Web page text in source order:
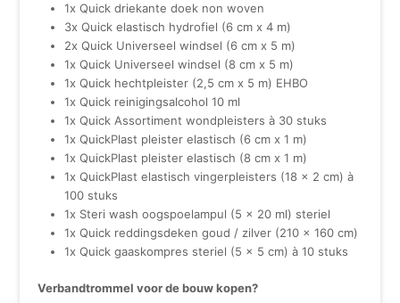
1x Quick driekante doek non woven
3x Quick elastisch hydrofiel (6 cm x 4 m)
2x Quick Universeel windsel (6 cm x 5 m)
1x Quick Universeel windsel (8 cm x 5 m)
1x Quick hechtpleister (2,5 cm x 5 m) EHBO
1x Quick reinigingsalcohol 10 ml
1x Quick Assortiment wondpleisters à 30 stuks
1x QuickPlast pleister elastisch (6 cm x 1 m)
1x QuickPlast pleister elastisch (8 cm x 1 m)
1x QuickPlast elastisch vingerpleisters (18 x 2 cm) à
100 stuks
1x Steri wash oogspoelampul (5 x 20 ml) steriel
1x Quick reddingsdeken goud / zilver (210 x 160 cm)
1x Quick gaaskompres steriel (5 x 5 cm) à 10 stuks
Verbandtrommel voor de bouw kopen?